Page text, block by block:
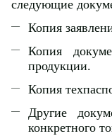
следующие
Копия
Копия
продукции.
Копия
Другие
конкретного